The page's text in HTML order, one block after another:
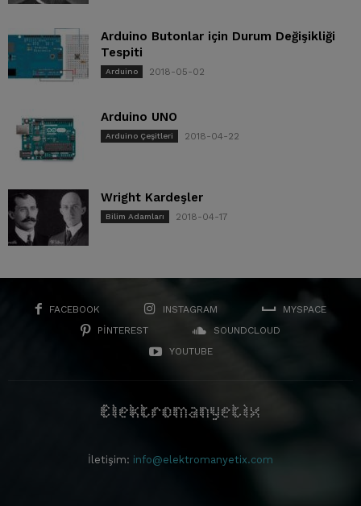
Arduino Butonlar için Durum Değişikliği
Tespiti
Arduino 2018-05-02
Arduino UNO
Arduino Çeşitleri 2018-04-22
Wright Kardeşler
Bilim Adamları 2018-04-17
FACEBOOK INSTAGRAM
MYSPACE
PINTEREST
SOUNDCLOUD
YOUTUBE
İletişim: info@elektromanyetix.com